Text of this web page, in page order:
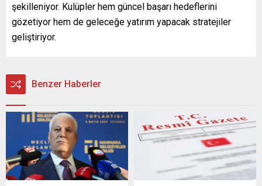
şekilleniyor. Kulüpler hem güncel başarı hedeflerini
gözetiyor hem de geleceğe yatırım yapacak stratejiler
geliştiriyor.
Benzer Haberler